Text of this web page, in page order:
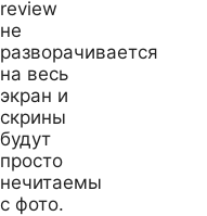
review
не
разворачивается
на весь
экран и
скрины
будут
просто
нечитаемы
с фото.